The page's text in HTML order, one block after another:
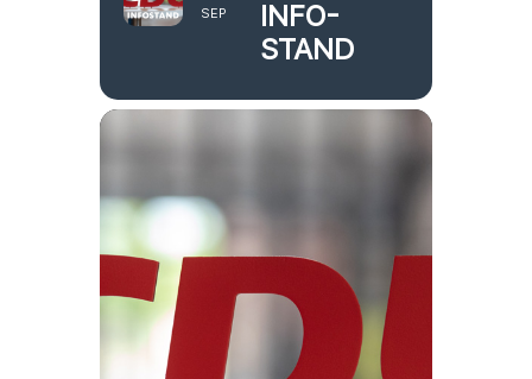
SEP
INFO-
STAND